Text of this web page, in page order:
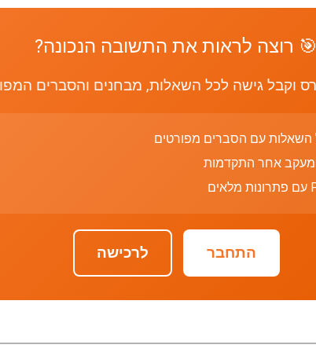
🎯 רוצה לראות את התשובה הנכונה?
וקבל גישה לכל השאלות, מבחנים והסברים
השאלות עם הסברים מפורטים
אחר התקדמות
התחבר לרכישה